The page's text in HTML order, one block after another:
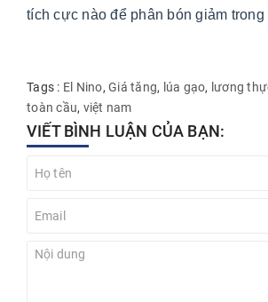
tích cực nào để phân bón giảm trong
Tags : El Nino, Giá tăng, lúa gạo, lương
toàn cầu, việt nam
VIẾT BÌNH LUẬN CỦA BẠN: